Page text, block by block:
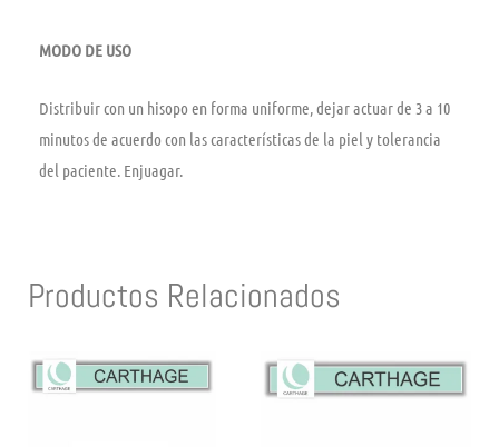
MODO DE USO
Distribuir con un hisopo en forma uniforme, dejar actuar de 3 a 10
minutos de acuerdo con las características de la piel y tolerancia
del paciente. Enjuagar.
Productos Relacionados